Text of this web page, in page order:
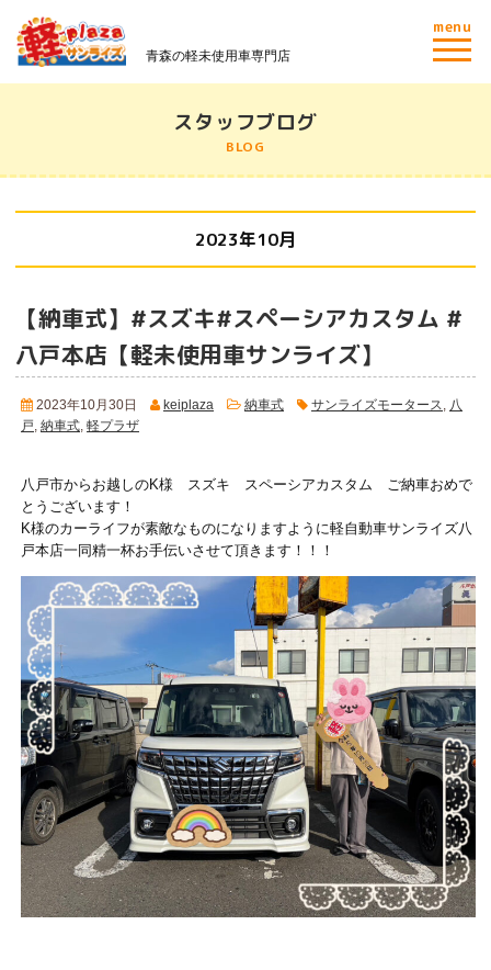
青森の軽未使用車専門店
menu
スタッフブログ
BLOG
2023年10月
【納車式】#スズキ#スペーシアカスタム #
八戸本店【軽未使用車サンライズ】
2023年10月30日 keiplaza 納車式 サンライズモータース
八
戸 納車式 軽プラザ
八戸市からお越しのK様 スズキ スペーシアカスタム ご納車おめで
とうございます！
K様のカーライフが素敵なものになりますように軽自動車サンライズ八
戸本店一同精一杯お手伝いさせて頂きます！！！